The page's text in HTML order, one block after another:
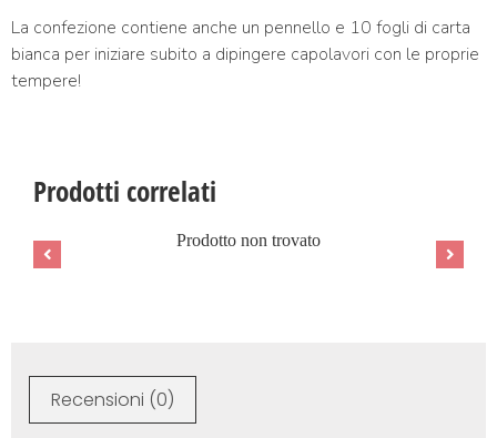
La confezione contiene anche un pennello e 10 fogli di carta
bianca per iniziare subito a dipingere capolavori con le proprie
tempere!
Prodotti correlati
Prodotto non trovato
Recensioni (0)